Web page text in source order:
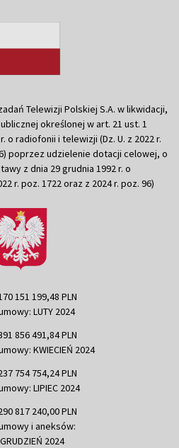
Telewizji Polskiej S.A. w likwidacji,
określonej w art. 21 ust. 1
o radiofonii i telewizji (Dz. U. z 2022 r.
poprzez udzielenie dotacji celowej, o
z dnia 29 grudnia 1992 r. o
r. poz. 1722 oraz z 2024 r. poz. 96)
151 199,48 PLN
LUTY 2024
856 491,84 PLN
KWIECIEŃ 2024
754 754,24 PLN
LIPIEC 2024
817 240,00 PLN
i aneksów:
2024